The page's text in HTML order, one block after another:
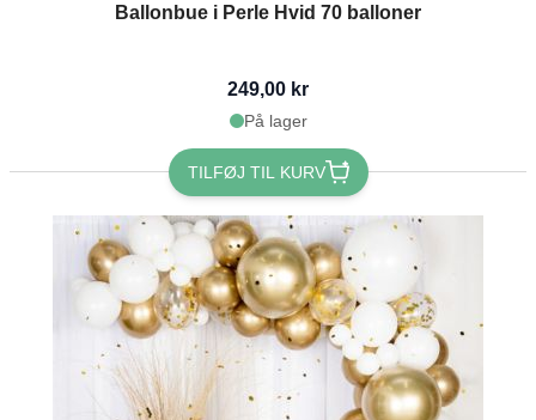
Ballonbue i Perle Hvid 70 balloner
249,00 kr
På lager
TILFØJ TIL KURV